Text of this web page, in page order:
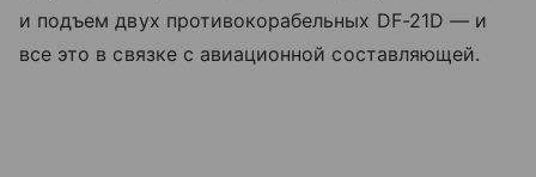
и подъем двух противокорабельных DF-21D — и
все это в связке с авиационной составляющей.